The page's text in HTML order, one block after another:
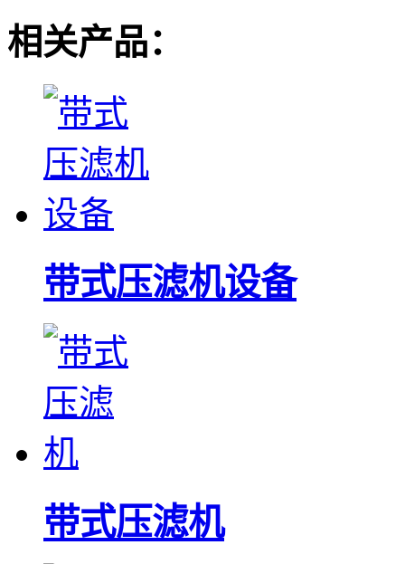
相关产品：
带式压滤机设备
带式压滤机